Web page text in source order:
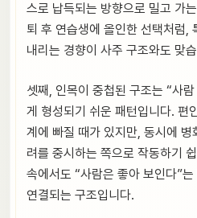
스로 납득되는 방향으로 밀고 가
퇴 후 연습생에 올인한 선택처럼,
내리는 경향이 사주 구조와도 맞
셋째, 인목이 중첩된 구조는 “사
게 형성되기 쉬운 패턴입니다. 편
계에 빠질 때가 있지만, 동시에 병
려를 중시하는 쪽으로 작동하기
속에서도 “사람은 좋아 보인다”
연결되는 구조입니다.